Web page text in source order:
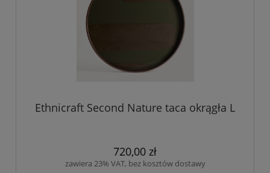
Ethnicraft Second Nature taca okrągła L
720,00 zł
zawiera 23% VAT, bez kosztów dostawy